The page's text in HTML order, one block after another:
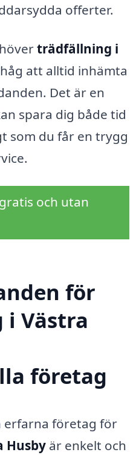
offerter.
trädfällning i
att alltid inhämta
Det är en
spara dig både tid
som du får en trygg
och utan
för
Västra
företag
erfarna företag för
Husby är enkelt och